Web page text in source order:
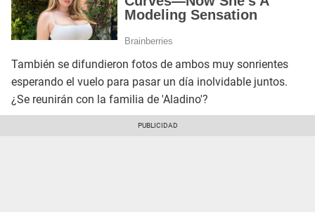
También se difundieron fotos de ambos muy sonrientes
esperando el vuelo para pasar un día inolvidable juntos.
¿Se reunirán con la familia de 'Aladino'?